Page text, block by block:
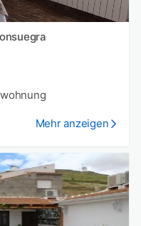
Mehr anzeigen